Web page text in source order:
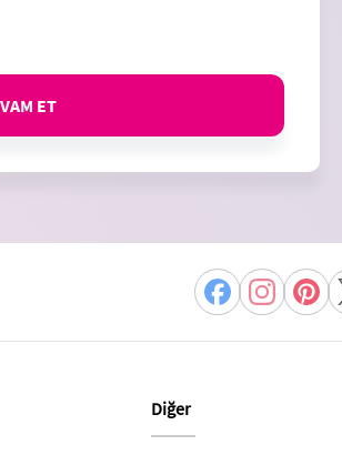
ET
Diğer